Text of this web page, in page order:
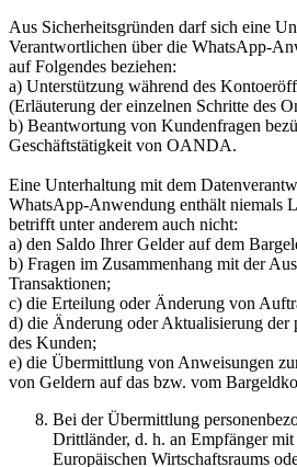
Aus Sicherheitsgründen darf sich eine
Verantwortlichen über die WhatsApp-
auf Folgendes beziehen:
a) Unterstützung während des
(Erläuterung der einzelnen Schritte des
b) Beantwortung von Kundenfragen
Geschäftstätigkeit von OANDA.
Eine Unterhaltung mit dem
WhatsApp-Anwendung enthält niemals
betrifft unter anderem auch nicht:
a) den Saldo Ihrer Gelder auf dem
b) Fragen im Zusammenhang mit der
Transaktionen;
c) die Erteilung oder Änderung von
d) die Änderung oder Aktualisierung der
des Kunden;
e) die Übermittlung von Anweisungen
von Geldern auf das bzw. vom
Bei der Übermittlung
Drittländer, d. h. an Empfänger mit
Europäischen Wirtschaftsraums